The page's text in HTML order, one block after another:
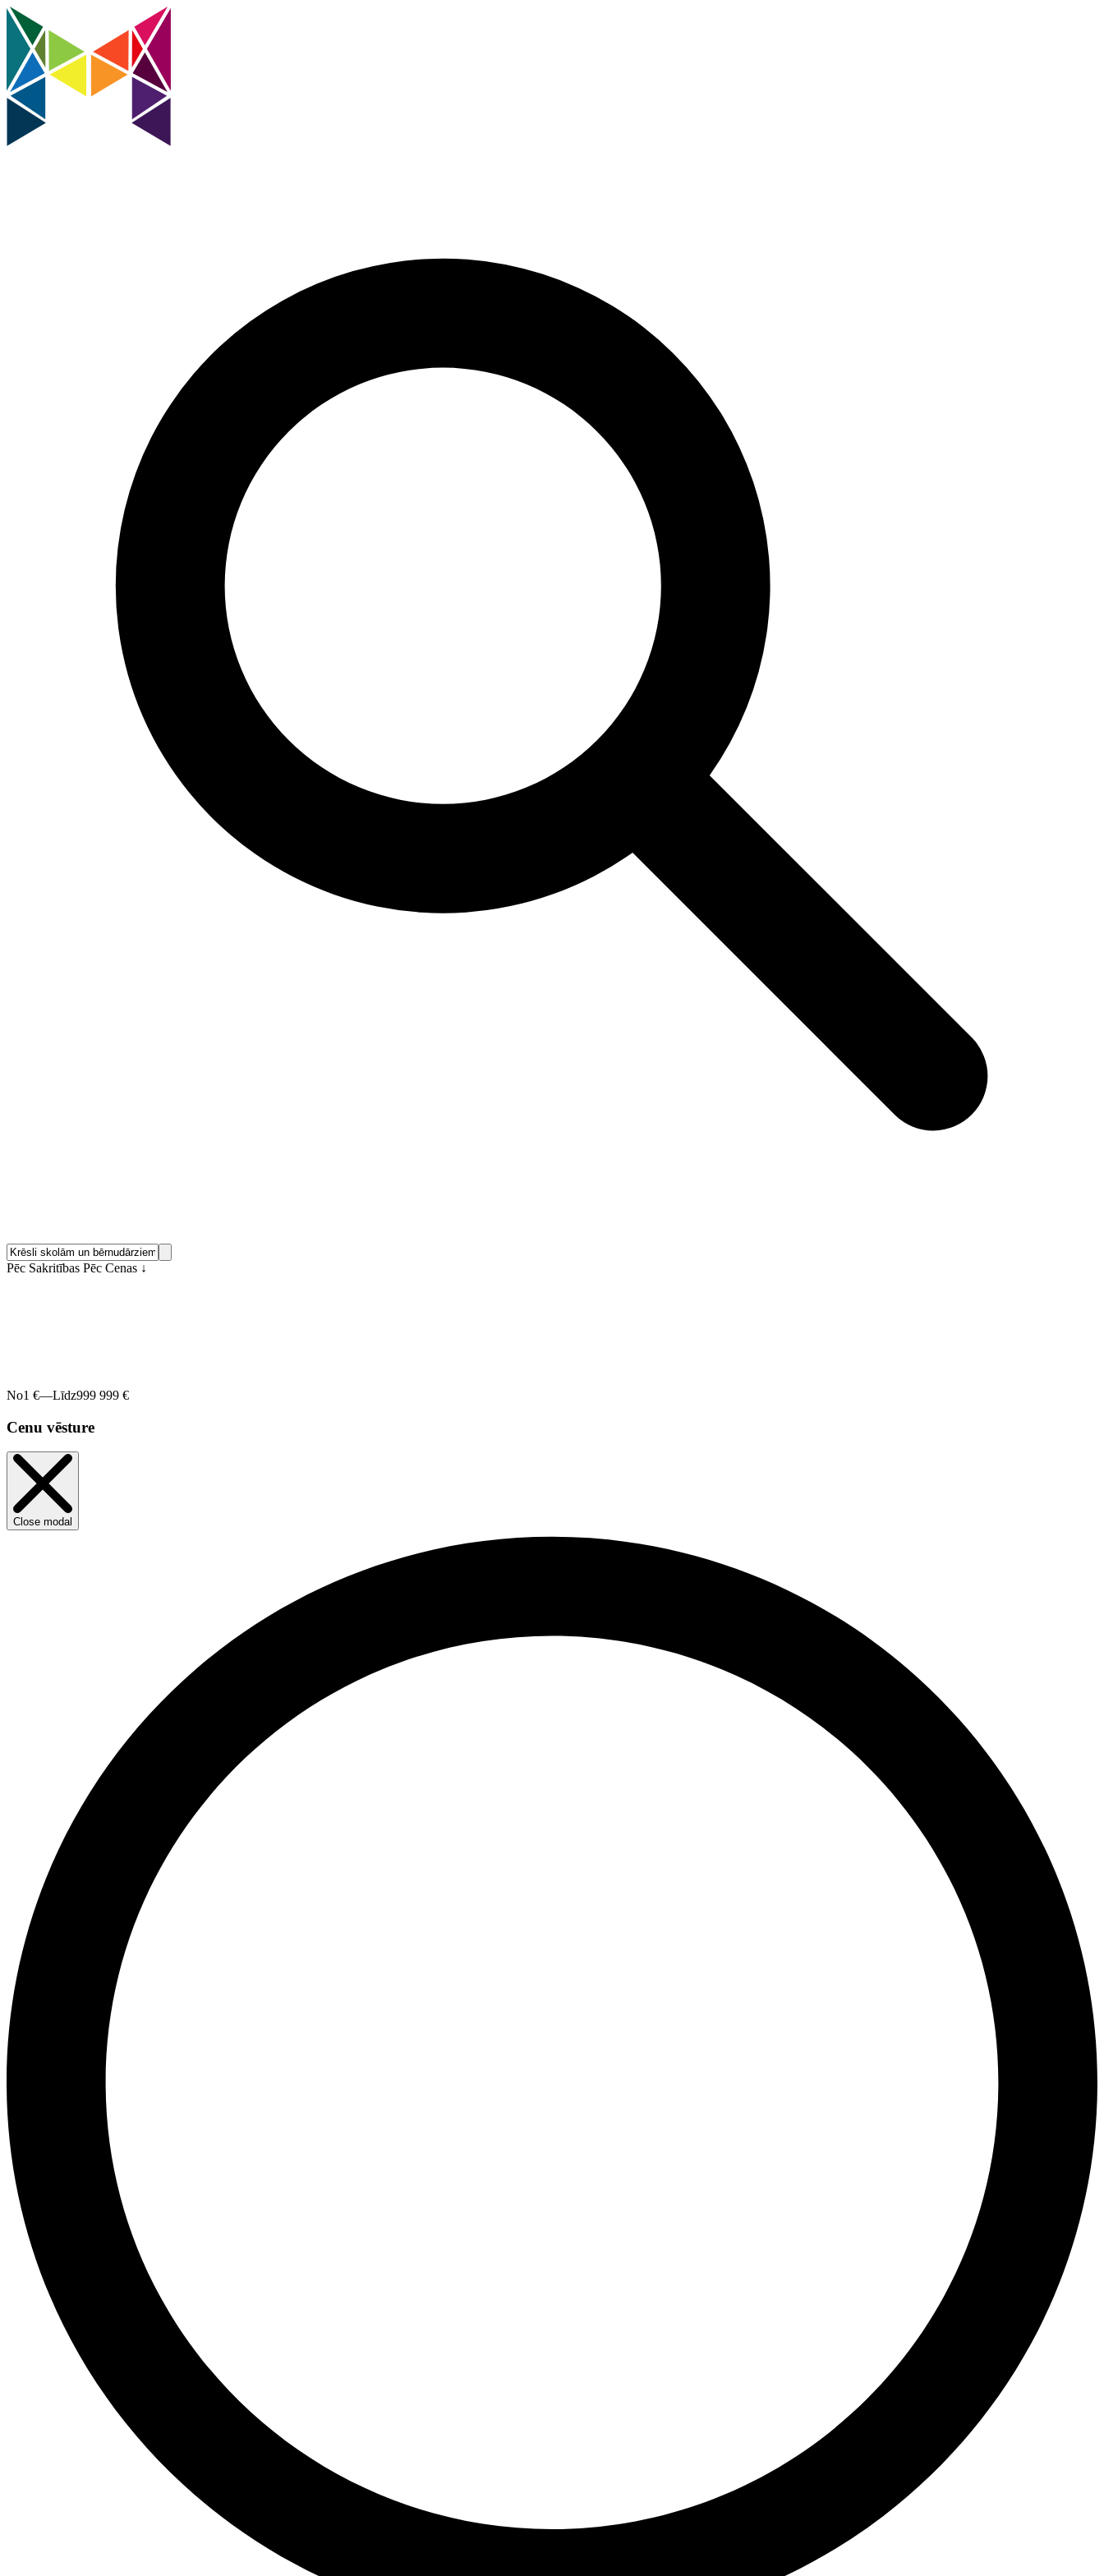
Pēc Sakritības Pēc Cenas ↓
No1 €—Līdz999 999 €
Cenu vēsture
Close modal